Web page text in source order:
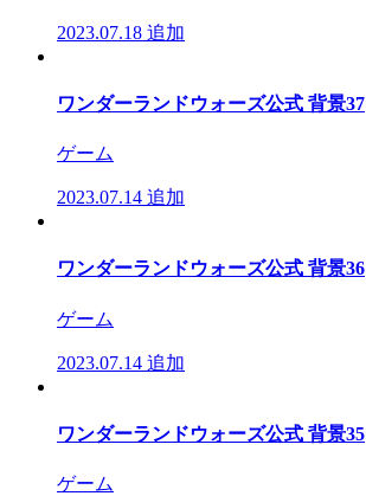
2023.07.18 追加
ワンダーランドウォーズ公式 背景37
ゲーム
2023.07.14 追加
ワンダーランドウォーズ公式 背景36
ゲーム
2023.07.14 追加
ワンダーランドウォーズ公式 背景35
ゲーム